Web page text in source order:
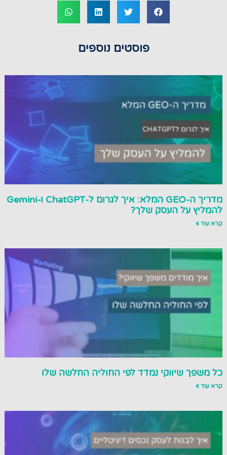
פוסטים נוספים
מדריך ה-GEO המלא: איך לגרום ל-ChatGPT ו-Gemini
להמליץ על העסק שלך?
קרא עוד »
כל משפך שיווקי נמדד לפי החוליה החלשה שלו
קרא עוד »